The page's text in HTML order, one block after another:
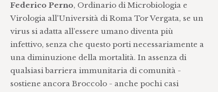
Federico Perno, Ordinario di Microbiologia e
Virologia all'Università di Roma Tor Vergata, se un
virus si adatta all’essere umano diventa più
infettivo, senza che questo porti necessariamente a
una diminuzione della mortalità. In assenza di
qualsiasi barriera immunitaria di comunità -
sostiene ancora Broccolo - anche pochi casi